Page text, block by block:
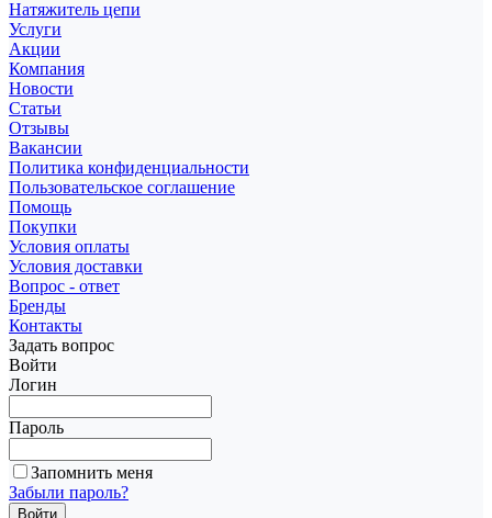
Натяжитель цепи
Услуги
Акции
Компания
Новости
Статьи
Отзывы
Вакансии
Политика конфиденциальности
Пользовательское соглашение
Помощь
Покупки
Условия оплаты
Условия доставки
Вопрос - ответ
Бренды
Контакты
Задать вопрос
Войти
Логин
Пароль
Запомнить меня
Забыли пароль?